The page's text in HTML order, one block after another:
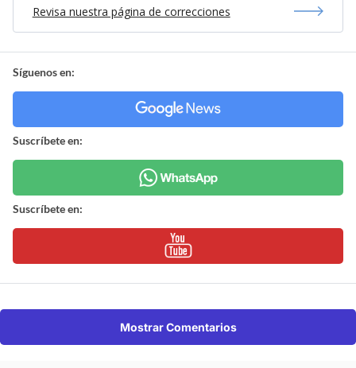
Revisa nuestra página de correcciones
Síguenos en:
Suscríbete en:
Suscríbete en:
Mostrar Comentarios